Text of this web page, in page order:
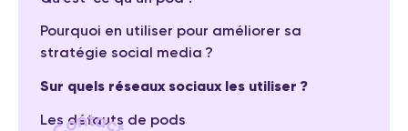
Pourquoi en utiliser pour améliorer sa
stratégie social media ?
Sur quels réseaux sociaux les utiliser ?
Les défauts de pods